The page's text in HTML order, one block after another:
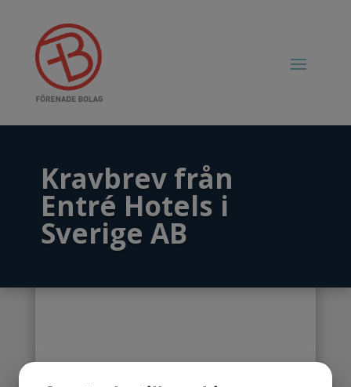
Kravbrev från
Entré Hotels i
Sverige AB